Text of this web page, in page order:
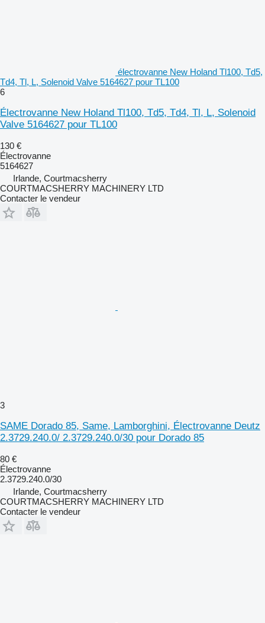
électrovanne New Holand Tl100, Td5,
Td4, Tl, L, Solenoid Valve 5164627 pour TL100
6
Électrovanne New Holand Tl100, Td5, Td4, Tl, L, Solenoid
Valve 5164627 pour TL100
130 €
Électrovanne
5164627
Irlande, Courtmacsherry
COURTMACSHERRY MACHINERY LTD
Contacter le vendeur
3
SAME Dorado 85, Same, Lamborghini, Électrovanne Deutz
2.3729.240.0/ 2.3729.240.0/30 pour Dorado 85
80 €
Électrovanne
2.3729.240.0/30
Irlande, Courtmacsherry
COURTMACSHERRY MACHINERY LTD
Contacter le vendeur